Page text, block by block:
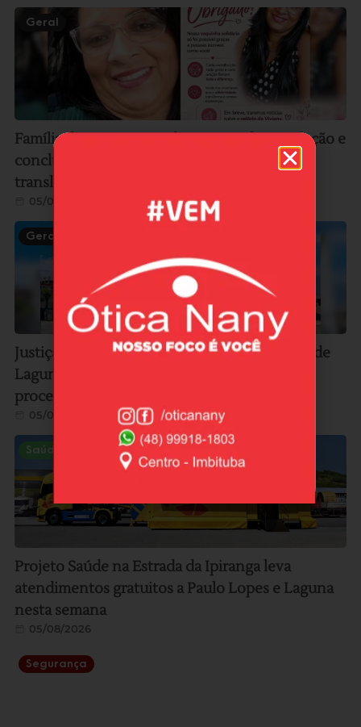
Geral
Família de Viviany agradece apoio da população e
conclui vaquinha solidária para ajuda no
translado
05/08/2026
Geral
Justiça decreta nova condenação a vereador de
Laguna e pune outros três réus em mais um
processo da Operação Seival 2
05/08/2026
Saúde
Projeto Saúde na Estrada da Ipiranga leva
atendimentos gratuitos a Paulo Lopes e Laguna
nesta semana
05/08/2026
Segurança